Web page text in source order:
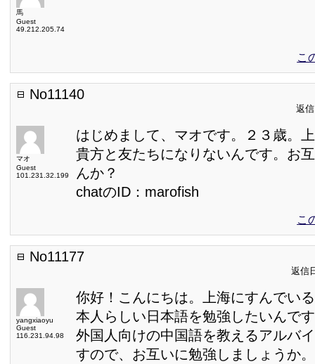
馬
Guest
49.212.205.74
こ
No11140
返
マオ
Guest
101.231.32.199
はじめまして、マオです。２３歳。
貴方と友たちになりないんです。お
んか？
chatのID：marofish
こ
No11177
返信
yangxiaoyu
Guest
116.231.94.98
你好！こんにちは。上海にすんでい
本人らしい日本語を勉強したいんで
外国人向けの中国語を教えるアルバ
すので、お互いに勉強しましょうか。